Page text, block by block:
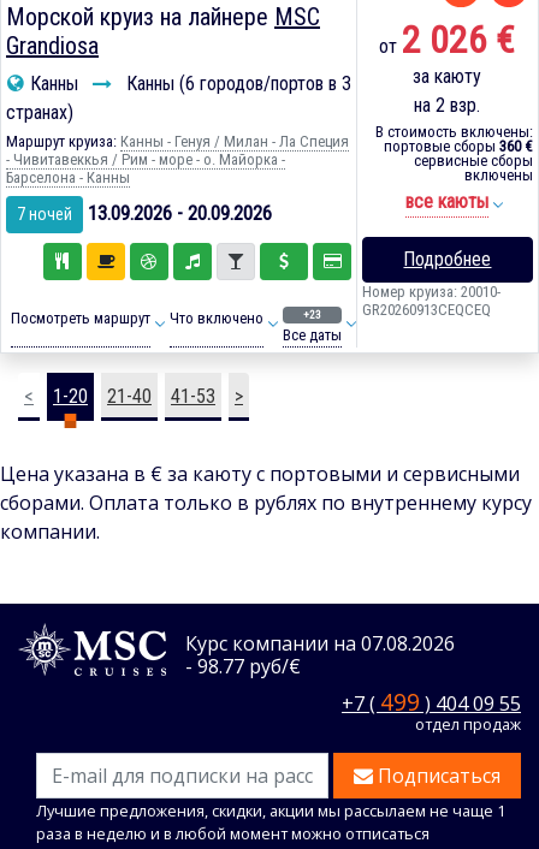
Морской круиз на лайнере MSC
Grandiosa
Канны
Канны (6 городов/портов в 3
странах)
Маршрут круиза: Канны - Генуя / Милан - Ла Специя
- Чивитавеккья / Рим - море - о. Майорка -
Барселона - Канны
7 ночей 13.09.2026 - 20.09.2026
Посмотреть маршрут Что включено +23
Все даты
от 2 026 €
за каюту
на 2 взр.
В стоимость включены:
портовые сборы 360 €
сервисные сборы
включены
все каюты
Подробнее
Номер круиза: 20010-
GR20260913CEQCEQ
< 1-20 21-40 41-53 >
Цена указана в € за каюту с портовыми и сервисными
сборами. Оплата только в рублях по внутреннему курсу
компании.
Курс компании на 07.08.2026
- 98.77 руб/€
+7 ( 499 ) 404 09 55
отдел продаж
Подписаться
Лучшие предложения, скидки, акции мы рассылаем не чаще 1
раза в неделю и в любой момент можно отписаться